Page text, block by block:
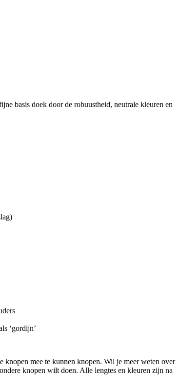
basis doek door de robuustheid, neutrale kleuren en
‘gordijn’
knopen mee te kunnen knopen. Wil je meer weten over
knopen wilt doen. Alle lengtes en kleuren zijn na